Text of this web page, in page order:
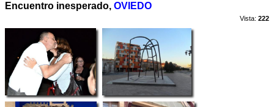
Encuentro inesperado, OVIEDO
Vista: 222